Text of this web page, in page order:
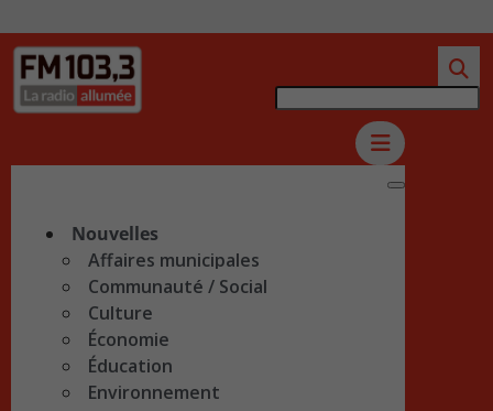
Nouvelles
Affaires municipales
Communauté / Social
Culture
Économie
Éducation
Environnement